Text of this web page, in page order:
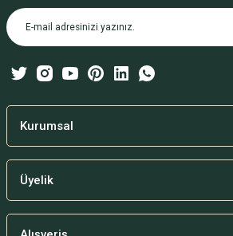
Ürün açıklamasında eksik bilgiler bulunuyor.
Ürün bilgilerinde hatalar bulunuyor.
Bu ürüne benzer farklı alternatifler olmalı.
Kurumsal
Üyelik